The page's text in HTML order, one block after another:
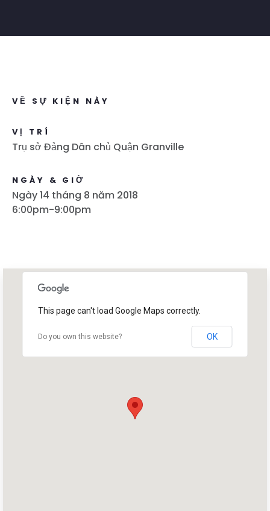
VỀ SỰ KIỆN NÀY
VỊ TRÍ
Trụ sở Đảng Dân chủ Quận Granville
NGÀY & GIỜ
Ngày 14 tháng 8 năm 2018
6:00pm-9:00pm
This page can't load Google Maps correctly.
Do you own this website? OK